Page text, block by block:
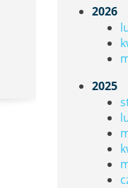
2026
2025